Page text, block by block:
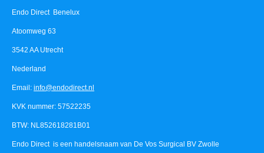
Endo Direct Benelux
Atoomweg 63
3542 AA Utrecht
Nederland
Email: info@endodirect.nl
KVK nummer: 57522235
BTW: NL852618281B01
Endo Direct is een handelsnaam van De Vos Surgical BV Zwolle